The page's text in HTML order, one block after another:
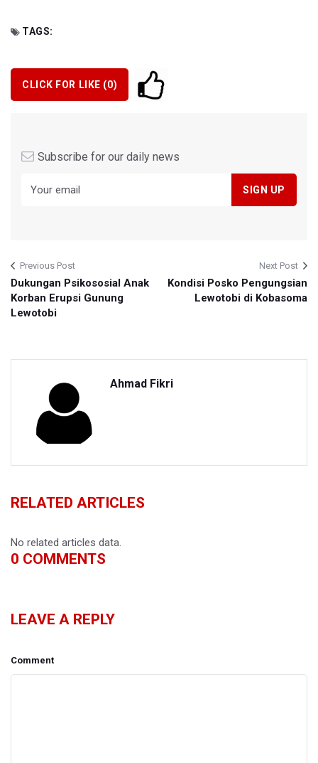
TAGS:
CLICK FOR LIKE (0)
Subscribe for our daily news
Previous Post
Dukungan Psikososial Anak
Korban Erupsi Gunung
Lewotobi
Next Post
Kondisi Posko Pengungsian
Lewotobi di Kobasoma
Ahmad Fikri
RELATED ARTICLES
No related articles data.
0 COMMENTS
LEAVE A REPLY
Comment